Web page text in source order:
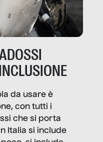
da usare è
con tutti i
che si porta
Italia si include